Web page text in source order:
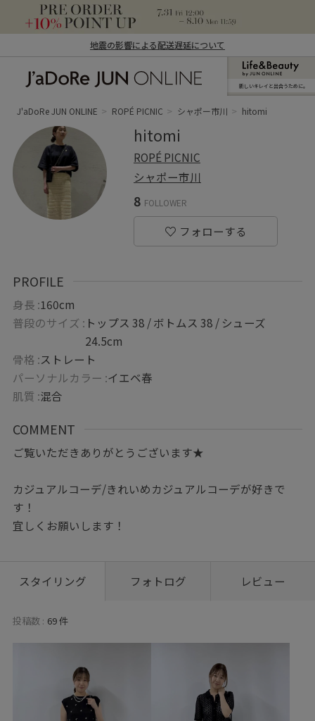
地震の影響による配送遅延について
ン オンライン）
新しいキレイと出合うために。
J'aDoRe JUN ONLINE ROPÉ PICNIC シャポー市川 hitomi
hitomi
ROPÉ PICNIC
シャポー市川
8 FOLLOWER
PROFILE
身長 :160cm
普段のサイズ : トップス 38 / ボトムス 38 / シューズ
24.5cm
骨格 :ストレート
パーソナルカラー :イエベ春
肌質 :混合
COMMENT
ご覧いただきありがとうございます★
カジュアルコーデ/きれいめカジュアルコーデが好きで
す！
宜しくお願いします！
スタイリング フォトログ レビュー
投稿数 : 69 件